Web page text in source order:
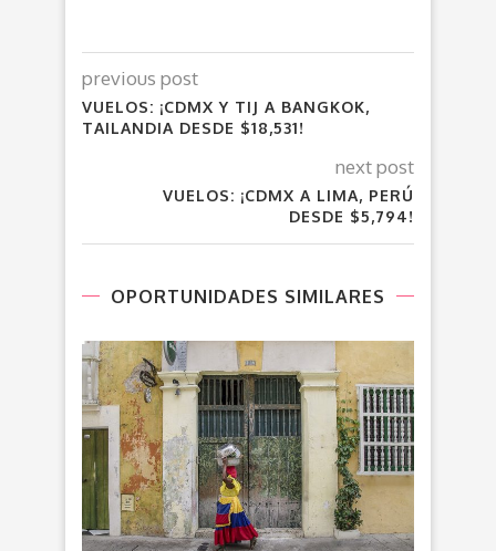
previous post
VUELOS: ¡CDMX Y TIJ A BANGKOK,
TAILANDIA DESDE $18,531!
next post
VUELOS: ¡CDMX A LIMA, PERÚ
DESDE $5,794!
OPORTUNIDADES SIMILARES